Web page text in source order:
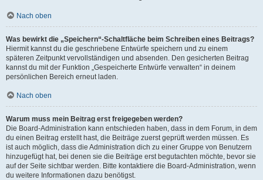
Nach oben
Was bewirkt die „Speichern“-Schaltfläche beim Schreiben eines Beitrags?
Hiermit kannst du die geschriebene Entwürfe speichern und zu einem
späteren Zeitpunkt vervollständigen und absenden. Den gesicherten Beitrag
kannst du mit der Funktion „Gespeicherte Entwürfe verwalten“ in deinem
persönlichen Bereich erneut laden.
Nach oben
Warum muss mein Beitrag erst freigegeben werden?
Die Board-Administration kann entschieden haben, dass in dem Forum, in dem
du einen Beitrag erstellt hast, die Beiträge zuerst geprüft werden müssen. Es
ist auch möglich, dass die Administration dich zu einer Gruppe von Benutzern
hinzugefügt hat, bei denen sie die Beiträge erst begutachten möchte, bevor sie
auf der Seite sichtbar werden. Bitte kontaktiere die Board-Administration, wenn
du weitere Informationen dazu benötigst.